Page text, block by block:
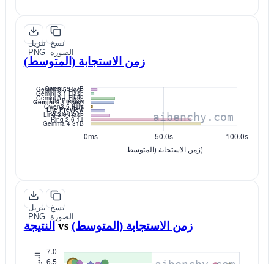
تنزيل
PNG
نسخ
الصورة
زمن الاستجابة (المتوسط)
تنزيل
PNG
نسخ
الصورة
النتيجة vs زمن الاستجابة (المتوسط)